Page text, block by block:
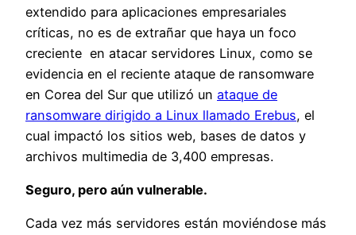
extendido para aplicaciones empresariales
críticas, no es de extrañar que haya un foco
creciente en atacar servidores Linux, como se
evidencia en el reciente ataque de ransomware
en Corea del Sur que utilizó un ataque de
ransomware dirigido a Linux llamado Erebus, el
cual impactó los sitios web, bases de datos y
archivos multimedia de 3,400 empresas.
Seguro, pero aún vulnerable.
Cada vez más servidores están moviéndose más